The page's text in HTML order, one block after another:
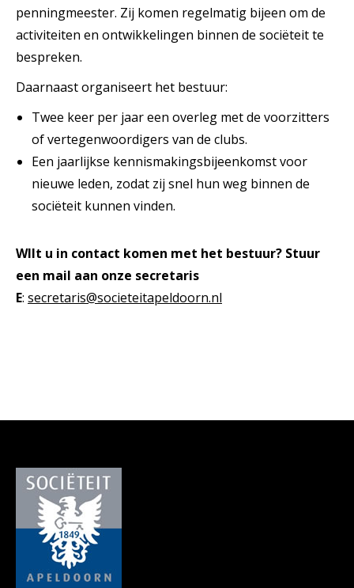
penningmeester. Zij komen regelmatig bijeen om de
activiteiten en ontwikkelingen binnen de sociëteit te
bespreken.
Daarnaast organiseert het bestuur:
Twee keer per jaar een overleg met de voorzitters
of vertegenwoordigers van de clubs.
Een jaarlijkse kennismakingsbijeenkomst voor
nieuwe leden, zodat zij snel hun weg binnen de
sociëteit kunnen vinden.
WIlt u in contact komen met het bestuur? Stuur
een mail aan onze secretaris
E: secretaris@societeitapeldoorn.nl